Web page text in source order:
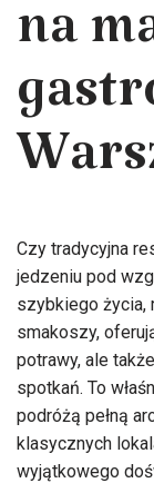
na
Czy tradycyjna
jedzeniu pod
szybkiego życia,
smakoszy,
potrawy, ale
spotkań. To
podróżą pełną
klasycznych
wyjątkowego